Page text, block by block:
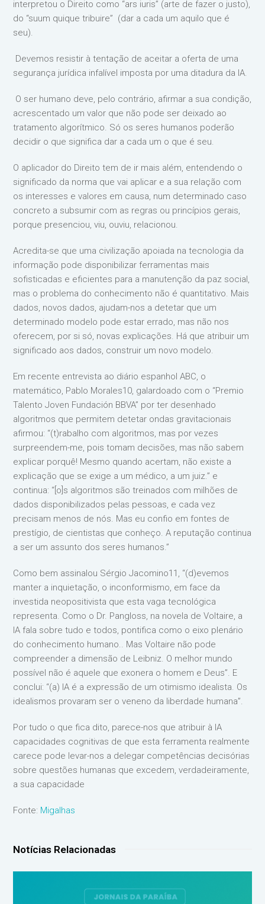
interpretou o Direito como “ars iuris” (arte de fazer o justo),
do “suum quique tribuire” (dar a cada um aquilo que é
seu).
Devemos resistir à tentação de aceitar a oferta de uma
segurança jurídica infalível imposta por uma ditadura da IA.
O ser humano deve, pelo contrário, afirmar a sua condição,
acrescentado um valor que não pode ser deixado ao
tratamento algorítmico. Só os seres humanos poderão
decidir o que significa dar a cada um o que é seu.
O aplicador do Direito tem de ir mais além, entendendo o
significado da norma que vai aplicar e a sua relação com
os interesses e valores em causa, num determinado caso
concreto a subsumir com as regras ou princípios gerais,
porque presenciou, viu, ouviu, relacionou.
Acredita-se que uma civilização apoiada na tecnologia da
informação pode disponibilizar ferramentas mais
sofisticadas e eficientes para a manutenção da paz social,
mas o problema do conhecimento não é quantitativo. Mais
dados, novos dados, ajudam-nos a detetar que um
determinado modelo pode estar errado, mas não nos
oferecem, por si só, novas explicações. Há que atribuir um
significado aos dados, construir um novo modelo.
Em recente entrevista ao diário espanhol ABC, o
matemático, Pablo Morales10, galardoado com o “Premio
Talento Joven Fundación BBVA” por ter desenhado
algoritmos que permitem detetar ondas gravitacionais
afirmou: “(t)rabalho com algoritmos, mas por vezes
surpreendem-me, pois tomam decisões, mas não sabem
explicar porquê! Mesmo quando acertam, não existe a
explicação que se exige a um médico, a um juiz.” e
continua: “[o]s algoritmos são treinados com milhões de
dados disponibilizados pelas pessoas, e cada vez
precisam menos de nós. Mas eu confio em fontes de
prestígio, de cientistas que conheço. A reputação continua
a ser um assunto dos seres humanos.”
Como bem assinalou Sérgio Jacomino11, “(d)evemos
manter a inquietação, o inconformismo, em face da
investida neopositivista que esta vaga tecnológica
representa. Como o Dr. Pangloss, na novela de Voltaire, a
IA fala sobre tudo e todos, pontifica como o eixo plenário
do conhecimento humano.. Mas Voltaire não pode
compreender a dimensão de Leibniz. O melhor mundo
possível não é aquele que exonera o homem e Deus”. E
conclui: “(a) IA é a expressão de um otimismo idealista. Os
idealismos provaram ser o veneno da liberdade humana”.
Por tudo o que fica dito, parece-nos que atribuir à IA
capacidades cognitivas de que esta ferramenta realmente
carece pode levar-nos a delegar competências decisórias
sobre questões humanas que excedem, verdadeiramente,
a sua capacidade
Fonte: Migalhas
Notícias Relacionadas